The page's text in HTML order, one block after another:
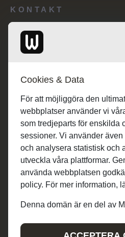
KONTAKT
Redaktionen:
© MARATON
Cookies & Data
För att möjliggöra den
webbplatser använder vi
som tredjeparts för enskilda
sessioner. Vi använder även
och analysera statistisk och
utveckla våra plattformar.
använda webbplatsen
policy. För mer information,
Denna domän är en del av